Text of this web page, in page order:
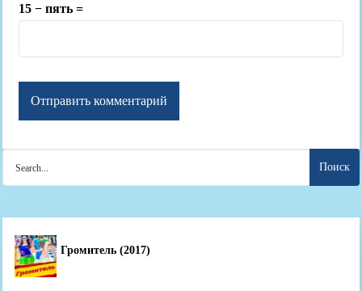
15 − пять =
for:
Громитель (2017)